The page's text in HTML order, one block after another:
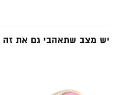
יש מצב שתאהבי גם את זה